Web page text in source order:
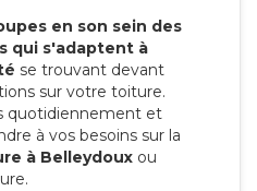
en son sein des
qui s'adaptent à
se trouvant devant
sur votre toiture.
quotidiennement et
à vos besoins sur la
à Belleydoux ou